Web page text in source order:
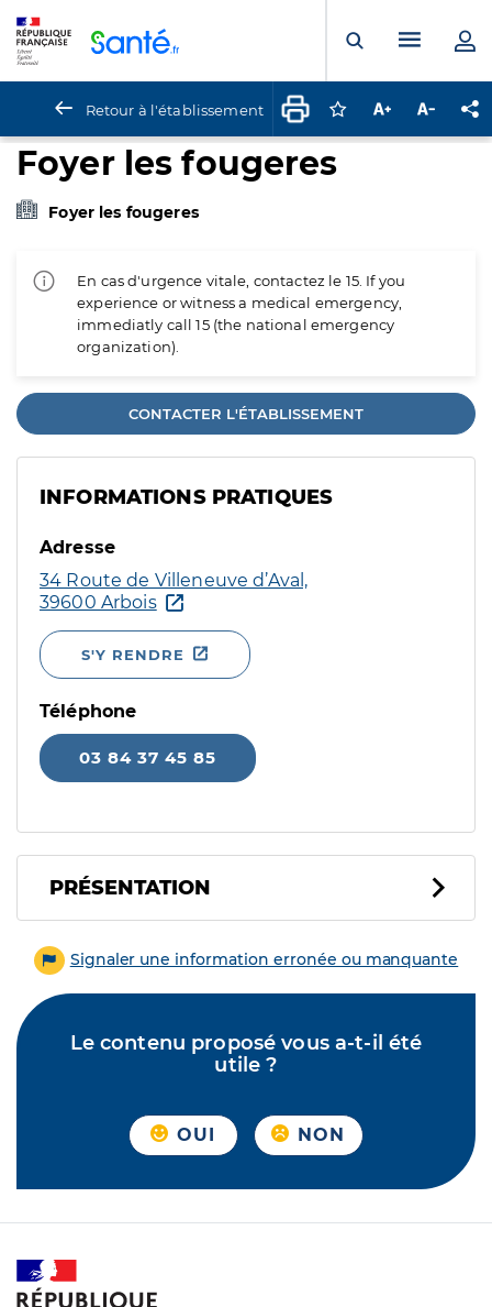
Ouvrir laMenu
Retour à l'établissement Connectez-vous
Augmenter la
Foyer les fougeres
Foyer les fougeres
En cas d'urgence vitale, contactez le 15. If you
experience or witness a medical emergency,
immediatly call 15 (the national emergency
organization).
CONTACTER L'ÉTABLISSEMENT
INFORMATIONS PRATIQUES
Adresse
34 Route de Villeneuve d’Aval,
39600 Arbois
S'Y RENDRE
Téléphone
03 84 37 45 85
PRÉSENTATION
Signaler une information erronée ou manquante
Le contenu proposé vous a-t-il été
utile ?
OUI NON